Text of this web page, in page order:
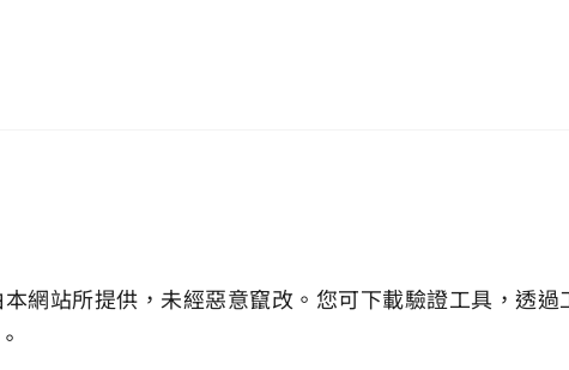
網站所提供，未經惡意竄改。您可下載驗證工具，透